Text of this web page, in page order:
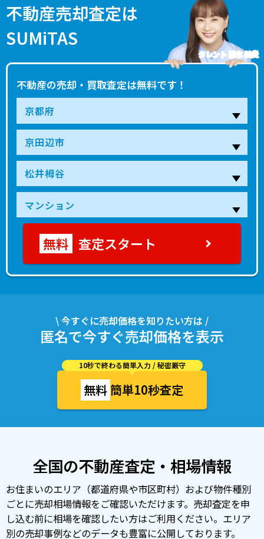
不動産売却査定は
SUMiTAS
不動産の売却・買取査定は無料です！
タレント 藤本 美貴
査定スタート
\ 今すぐに売却価格を知りたい方は /
匿名で今すぐ売却価格を表示
10秒で終わる簡単入力 / 秘密厳守
無料簡単10秒査定
全国の不動産査定・相場情報
お住まいのエリア（都道府県や市区町村）および物件種別
ごとに売却相場情報をご確認いただけます。売却査定を申
し込む前に相場を確認したい方はご利用ください。エリア
別の売却事例などのデータも豊富に公開しております。